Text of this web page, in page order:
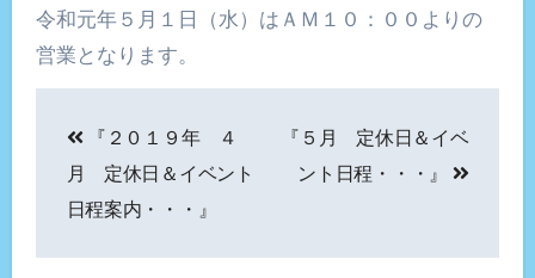
令和元年５月１日（水）はＡＭ１０：００よりの
営業となります。
稿
ナ
ビ
『２０１９年 ４
月 定休日＆イベント
日程案内・・・』
『５月 定休日＆イベ
ント日程・・・』